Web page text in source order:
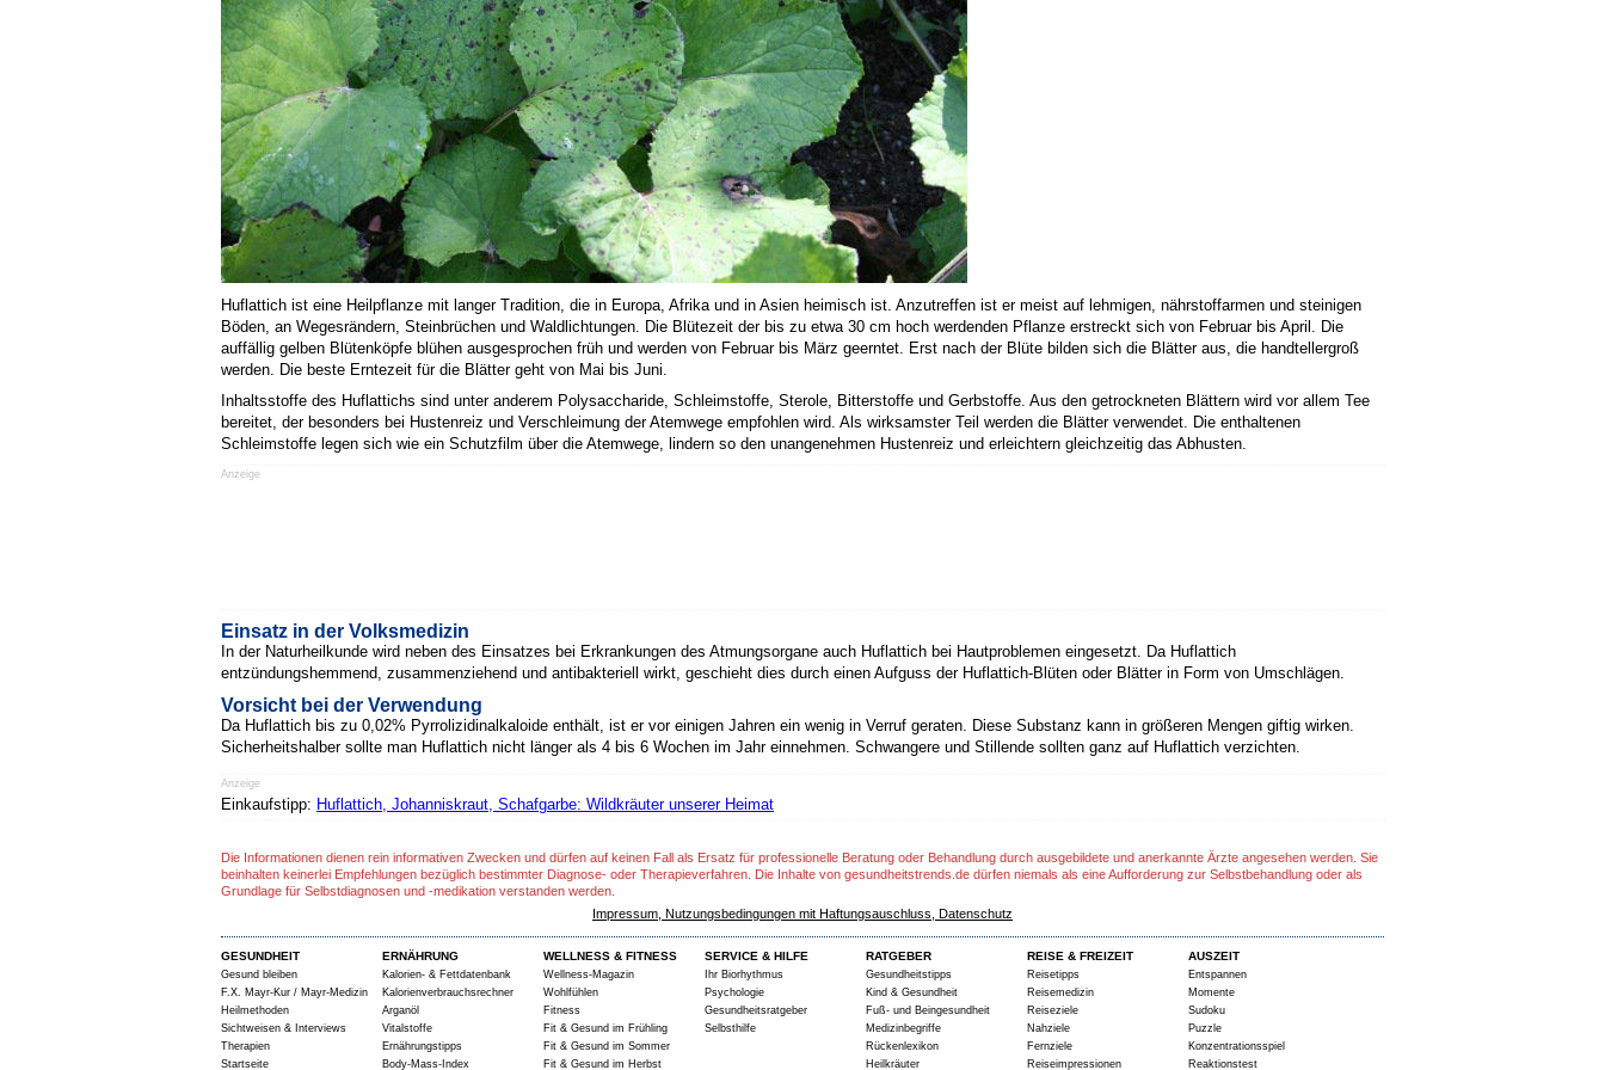
Huflattich ist eine Heilpflanze mit langer Tradition, die in Europa, Afrika und in Asien heimisch ist. Anzutreffen ist er meist auf lehmigen, nährstoffarmen und steinigen
Böden, an Wegesrändern, Steinbrüchen und Waldlichtungen. Die Blütezeit der bis zu etwa 30 cm hoch werdenden Pflanze erstreckt sich von Februar bis April. Die
auffällig gelben Blütenköpfe blühen ausgesprochen früh und werden von Februar bis März geerntet. Erst nach der Blüte bilden sich die Blätter aus, die handtellergroß
werden. Die beste Erntezeit für die Blätter geht von Mai bis Juni.
Inhaltsstoffe des Huflattichs sind unter anderem Polysaccharide, Schleimstoffe, Sterole, Bitterstoffe und Gerbstoffe. Aus den getrockneten Blättern wird vor allem Tee
bereitet, der besonders bei Hustenreiz und Verschleimung der Atemwege empfohlen wird. Als wirksamster Teil werden die Blätter verwendet. Die enthaltenen
Schleimstoffe legen sich wie ein Schutzfilm über die Atemwege, lindern so den unangenehmen Hustenreiz und erleichtern gleichzeitig das Abhusten.
Anzeige
Einsatz in der Volksmedizin
In der Naturheilkunde wird neben des Einsatzes bei Erkrankungen des Atmungsorgane auch Huflattich bei Hautproblemen eingesetzt. Da Huflattich
entzündungshemmend, zusammenziehend und antibakteriell wirkt, geschieht dies durch einen Aufguss der Huflattich-Blüten oder Blätter in Form von Umschlägen.
Vorsicht bei der Verwendung
Da Huflattich bis zu 0,02% Pyrrolizidinalkaloide enthält, ist er vor einigen Jahren ein wenig in Verruf geraten. Diese Substanz kann in größeren Mengen giftig wirken.
Sicherheitshalber sollte man Huflattich nicht länger als 4 bis 6 Wochen im Jahr einnehmen. Schwangere und Stillende sollten ganz auf Huflattich verzichten.
Anzeige
Einkaufstipp: Huflattich, Johanniskraut, Schafgarbe: Wildkräuter unserer Heimat
Die Informationen dienen rein informativen Zwecken und dürfen auf keinen Fall als Ersatz für professionelle Beratung oder Behandlung durch ausgebildete und anerkannte Ärzte angesehen werden. Sie
beinhalten keinerlei Empfehlungen bezüglich bestimmter Diagnose- oder Therapieverfahren. Die Inhalte von gesundheitstrends.de dürfen niemals als eine Aufforderung zur Selbstbehandlung oder als
Grundlage für Selbstdiagnosen und -medikation verstanden werden.
Impressum, Nutzungsbedingungen mit Haftungsauschluss, Datenschutz
GESUNDHEIT
Gesund bleiben
F.X. Mayr-Kur / Mayr-Medizin
Heilmethoden
Sichtweisen & Interviews
Therapien
Startseite
ERNÄHRUNG
Kalorien- & Fettdatenbank
Kalorienverbrauchsrechner
Arganöl
Vitalstoffe
Ernährungstipps
Body-Mass-Index
WELLNESS & FITNESS
Wellness-Magazin
Wohlfühlen
Fitness
Fit & Gesund im Frühling
Fit & Gesund im Sommer
Fit & Gesund im Herbst
SERVICE & HILFE
Ihr Biorhythmus
Psychologie
Gesundheitsratgeber
Selbsthilfe
RATGEBER
Gesundheitstipps
Kind & Gesundheit
Fuß- und Beingesundheit
Medizinbegriffe
Rückenlexikon
Heilkräuter
REISE & FREIZEIT
Reisetipps
Reisemedizin
Reiseziele
Nahziele
Fernziele
Reiseimpressionen
AUSZEIT
Entspannen
Momente
Sudoku
Puzzle
Konzentrationsspiel
Reaktionstest